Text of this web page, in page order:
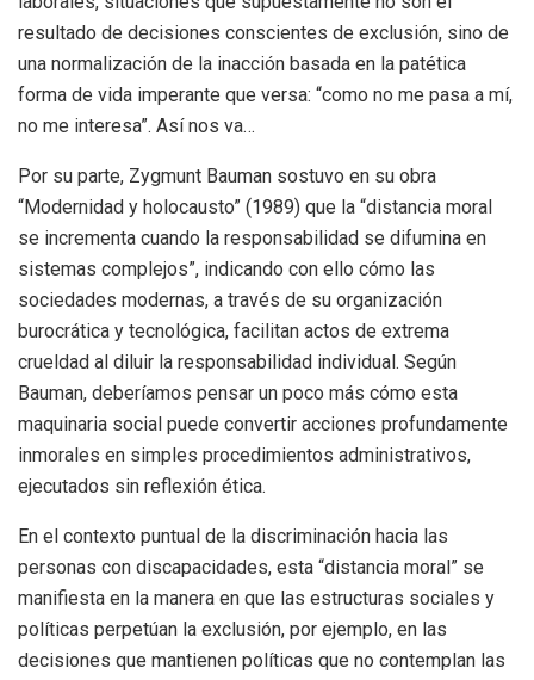
resultado de decisiones conscientes de exclusión, sino de
una normalización de la inacción basada en la patética
forma de vida imperante que versa: “como no me pasa a mí,
no me interesa”. Así nos va…
Por su parte, Zygmunt Bauman sostuvo en su obra
“Modernidad y holocausto” (1989) que la “distancia moral
se incrementa cuando la responsabilidad se difumina en
sistemas complejos”, indicando con ello cómo las
sociedades modernas, a través de su organización
burocrática y tecnológica, facilitan actos de extrema
crueldad al diluir la responsabilidad individual. Según
Bauman, deberíamos pensar un poco más cómo esta
maquinaria social puede convertir acciones profundamente
inmorales en simples procedimientos administrativos,
ejecutados sin reflexión ética.
En el contexto puntual de la discriminación hacia las
personas con discapacidades, esta “distancia moral” se
manifiesta en la manera en que las estructuras sociales y
políticas perpetúan la exclusión, por ejemplo, en las
decisiones que mantienen políticas que no contemplan las